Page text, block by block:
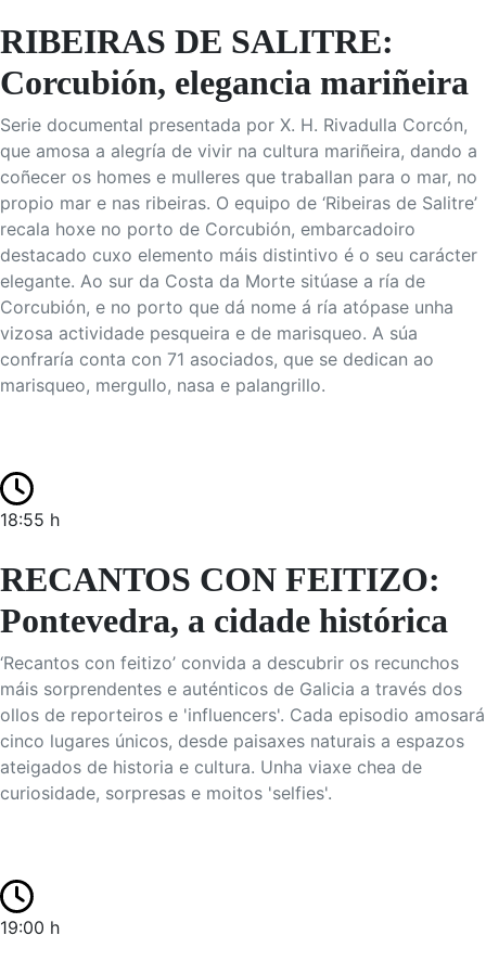
RIBEIRAS DE SALITRE:
Corcubión, elegancia mariñeira
Serie documental presentada por X. H. Rivadulla Corcón,
que amosa a alegría de vivir na cultura mariñeira, dando a
coñecer os homes e mulleres que traballan para o mar, no
propio mar e nas ribeiras. O equipo de ‘Ribeiras de Salitre’
recala hoxe no porto de Corcubión, embarcadoiro
destacado cuxo elemento máis distintivo é o seu carácter
elegante. Ao sur da Costa da Morte sitúase a ría de
Corcubión, e no porto que dá nome á ría atópase unha
vizosa actividade pesqueira e de marisqueo. A súa
confraría conta con 71 asociados, que se dedican ao
marisqueo, mergullo, nasa e palangrillo.
18:55 h
RECANTOS CON FEITIZO:
Pontevedra, a cidade histórica
‘Recantos con feitizo’ convida a descubrir os recunchos
máis sorprendentes e auténticos de Galicia a través dos
ollos de reporteiros e 'influencers'. Cada episodio amosará
cinco lugares únicos, desde paisaxes naturais a espazos
ateigados de historia e cultura. Unha viaxe chea de
curiosidade, sorpresas e moitos 'selfies'.
19:00 h